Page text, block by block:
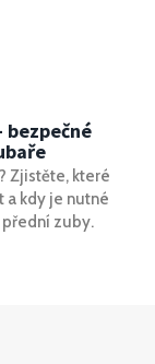
Zjistěte, které
a kdy je nutné
zuby.